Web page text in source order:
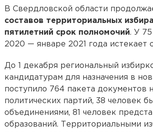
В Свердловской области
составов территориальных
пятилетний срок полномочий. У
2020 — январе 2021 года истекает
До 1 декабря региональный
кандидатурам для назначения в
поступило 764 пакета документов
политических партий, 38 человек
объединениями, 81 человек
образований. Территориальными